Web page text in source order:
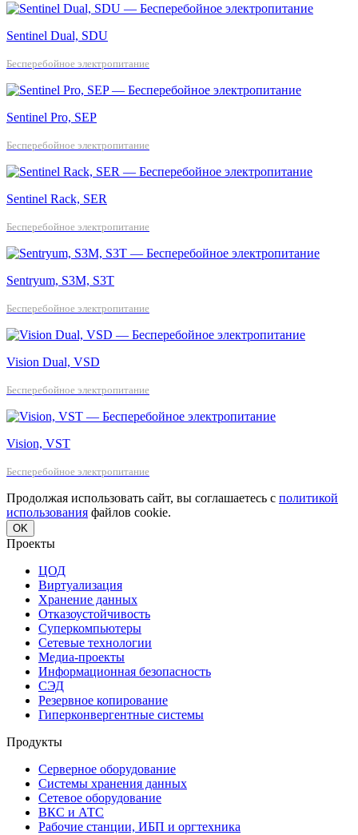
Sentinel Dual, SDU
Бесперебойное электропитание
Sentinel Pro, SEP
Бесперебойное электропитание
Sentinel Rack, SER
Бесперебойное электропитание
Sentryum, S3M, S3T
Бесперебойное электропитание
Vision Dual, VSD
Бесперебойное электропитание
Vision, VST
Бесперебойное электропитание
Продолжая использовать сайт, вы соглашаетесь с политикой
использования файлов cookie.
OK
Проекты
ЦОД
Виртуализация
Хранение данных
Отказоустойчивость
Суперкомпьютеры
Сетевые технологии
Медиа-проекты
Информационная безопасность
СЭД
Резервное копирование
Гиперконвергентные системы
Продукты
Серверное оборудование
Системы хранения данных
Сетевое оборудование
ВКС и АТС
Рабочие станции, ИБП и оргтехника